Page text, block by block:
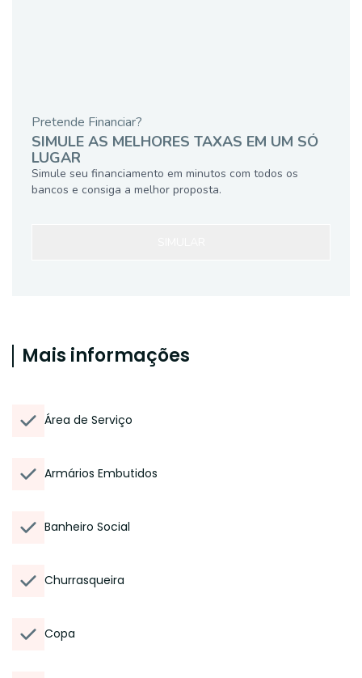
Pretende Financiar?
SIMULE AS MELHORES TAXAS EM UM SÓ
LUGAR
Simule seu financiamento em minutos com todos os
bancos e consiga a melhor proposta.
Mais informações
Área de Serviço
Armários Embutidos
Banheiro Social
Churrasqueira
Copa